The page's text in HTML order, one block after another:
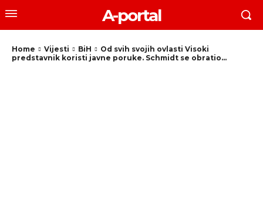
A-portal
Home Vijesti BiH
Od svih svojih ovlasti Visoki
predstavnik koristi javne poruke. Schmidt se obratio...